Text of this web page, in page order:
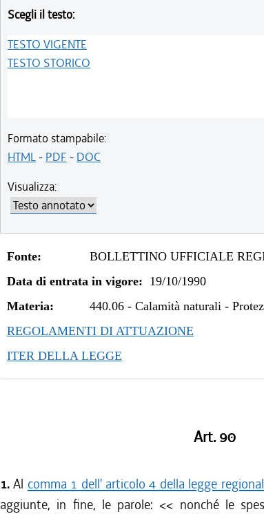
Scegli il testo:
TESTO VIGENTE
TESTO STORICO
Formato stampabile:
HTML- PDF - DOC
Visualizza:
Fonte:
BOLLETTINO UFFICIALE
Data di entrata in vigore: 19/10/1990
Materia:
440.06 -Calamità naturali -
REGOLAMENTI DI ATTUAZIONE
ITER DELLA LEGGE
Art. 90
1. Al comma 1 dell' articolo 4 della legge
aggiunte, in fine, le parole: << nonché le